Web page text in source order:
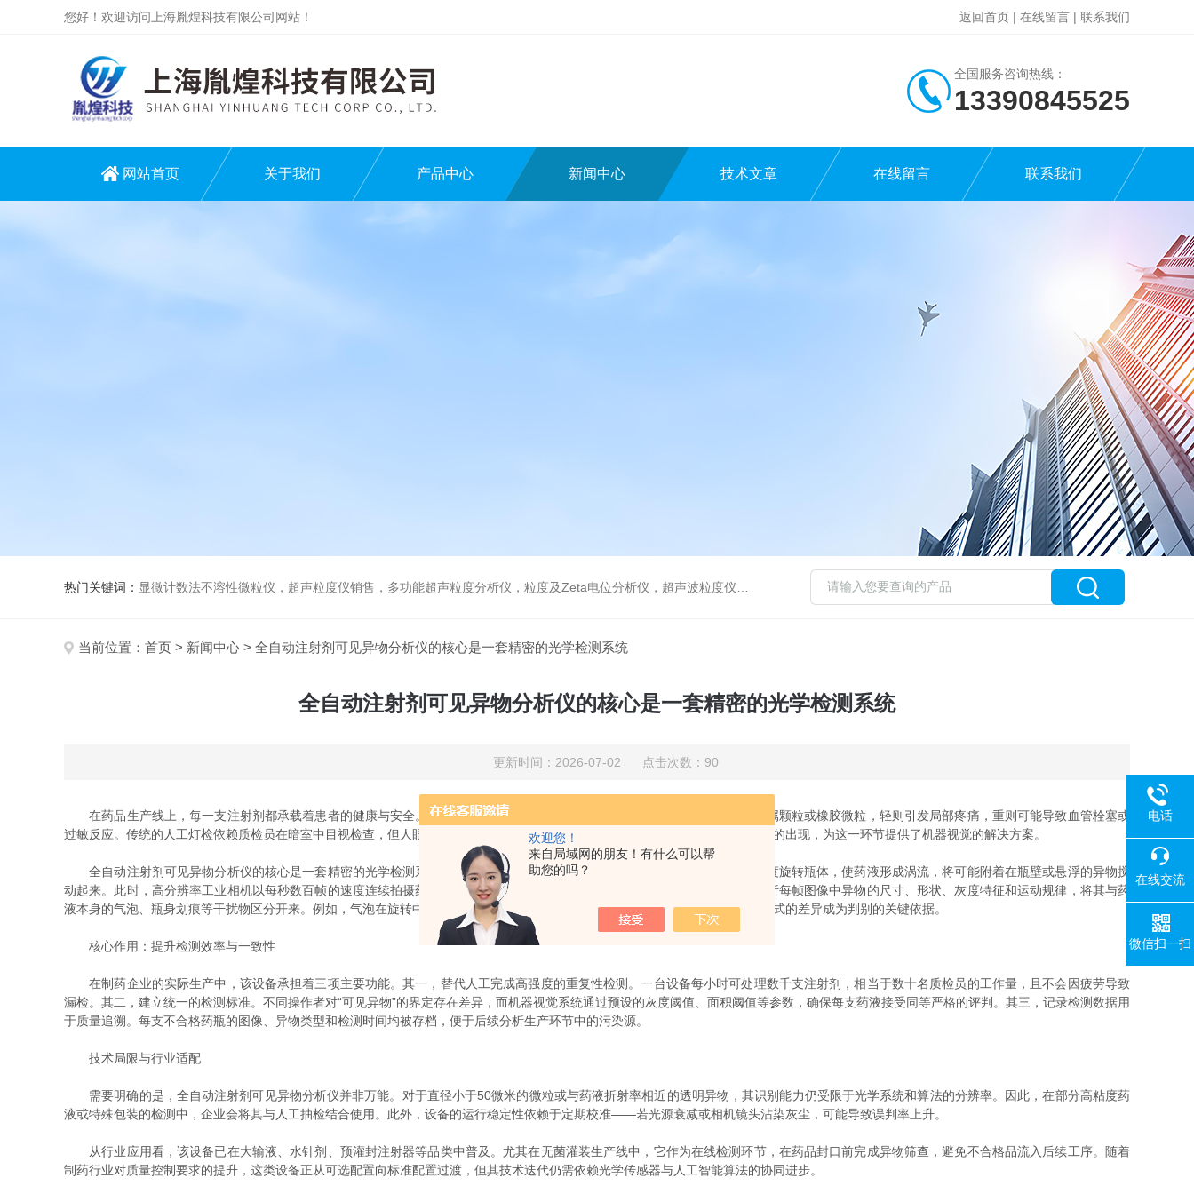
欢迎您！
来自局域网的朋友！有什么可以帮
助您的吗？
您好！欢迎访问上海胤煌科技有限公司网站！ 返回首页 | 在线留言 | 联系我们
全国服务咨询热线：
13390845525
网站首页 关于我们 产品中心 新闻中心 技术文章 在线留言 联系我们
热门关键词： 显微计数法不溶性微粒仪，超声粒度仪销售，多功能超声粒度分析仪，粒度及Zeta电位分析仪，超声波粒度仪，澄清度检查专用伞棚灯，伞棚灯，超声粒度仪超声电位分析仪
当前位置： 首页 > 新闻中心 > 全自动注射剂可见异物分析仪的核心是一套精密的光学检测系统
全自动注射剂可见异物分析仪的核心是一套精密的光学检测系统
更新时间：2026-07-02 点击次数：90
在药品生产线上，每一支注射剂都承载着患者的健康与安全。药液中若混入肉眼可见的微小异物——如玻璃碎屑、纤维、金属颗粒或橡胶微粒，轻则引发局部疼痛，重则可能导致血管栓塞或
过敏反应。传统的人工灯检依赖质检员在暗室中目视检查，但人眼存在疲劳、主观差异和效率瓶颈。全自动注射剂可见异物分析仪的出现，为这一环节提供了机器视觉的解决方案。
全自动注射剂可见异物分析仪的核心是一套精密的光学检测系统。待检药瓶通过传送带进入检测工位后，机械臂会以特定速度旋转瓶体，使药液形成涡流，将可能附着在瓶壁或悬浮的异物搅
动起来。此时，高分辨率工业相机以每秒数百帧的速度连续拍摄药液图像，捕捉异物在旋转过程中的运动轨迹。系统通过算法分析每帧图像中异物的尺寸、形状、灰度特征和运动规律，将其与药
液本身的气泡、瓶身划痕等干扰物区分开来。例如，气泡在旋转中会因离心力向中心聚集，而固体异物则沿瓶壁运动，这种运动模式的差异成为判别的关键依据。
核心作用：提升检测效率与一致性
在制药企业的实际生产中，该设备承担着三项主要功能。其一，替代人工完成高强度的重复性检测。一台设备每小时可处理数千支注射剂，相当于数十名质检员的工作量，且不会因疲劳导致
漏检。其二，建立统一的检测标准。不同操作者对“可见异物”的界定存在差异，而机器视觉系统通过预设的灰度阈值、面积阈值等参数，确保每支药液接受同等严格的评判。其三，记录检测数据用
于质量追溯。每支不合格药瓶的图像、异物类型和检测时间均被存档，便于后续分析生产环节中的污染源。
技术局限与行业适配
需要明确的是，全自动注射剂可见异物分析仪并非万能。对于直径小于50微米的微粒或与药液折射率相近的透明异物，其识别能力仍受限于光学系统和算法的分辨率。因此，在部分高粘度药
液或特殊包装的检测中，企业会将其与人工抽检结合使用。此外，设备的运行稳定性依赖于定期校准——若光源衰减或相机镜头沾染灰尘，可能导致误判率上升。
从行业应用看，该设备已在大输液、水针剂、预灌封注射器等品类中普及。尤其在无菌灌装生产线中，它作为在线检测环节，在药品封口前完成异物筛查，避免不合格品流入后续工序。随着
制药行业对质量控制要求的提升，这类设备正从可选配置向标准配置过渡，但其技术迭代仍需依赖光学传感器与人工智能算法的协同进步。
电话
在线交流
微信扫一扫